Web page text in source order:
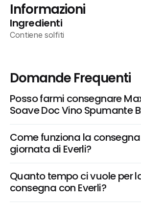
Informazioni
Ingredienti
Contiene solfiti
Domande Frequenti
Posso farmi consegnare
Soave Doc Vino Spumante
Come funziona la
giornata di Everli?
Quanto tempo ci vuole per
consegna con Everli?